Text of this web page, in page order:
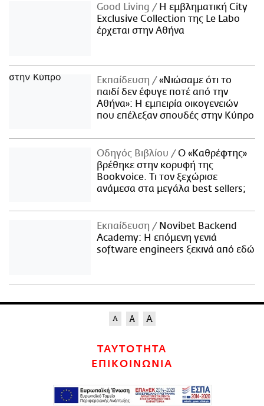
Good Living
Η εμβληματική City
Exclusive Collection της Le Labo
έρχεται στην Αθήνα
Εκπαίδευση
«Νιώσαμε ότι το
παιδί δεν έφυγε ποτέ από την
Αθήνα»: Η εμπειρία οικογενειών
που επέλεξαν σπουδές στην Κύπρο
Οδηγός Βιβλίου
Ο «Καθρέφτης»
βρέθηκε στην κορυφή της
Bookvoice. Τι τον ξεχώρισε
ανάμεσα στα μεγάλα best sellers;
Εκπαίδευση
Novibet Backend
Academy: Η επόμενη γενιά
software engineers ξεκινά από εδώ
ΤΑΥΤΟΤΗΤΑ
ΕΠΙΚΟΙΝΩΝΙΑ